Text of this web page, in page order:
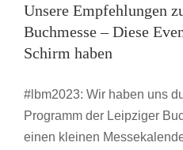
dem
Buchmesse
Unsere Empfehlungen
Buchmesse – Diese
Schirm haben
#lbm2023: Wir haben uns
Programm der Leipziger
einen kleinen